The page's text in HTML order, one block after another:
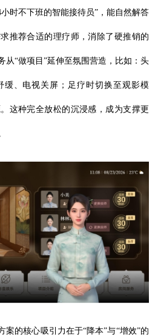
时不下班的智能接待员”，能自然解答
推荐合适的理疗师，消除了硬推销的
从“做项目”延伸至氛围营造，比如：头
缓、电视关屏；足疗时切换至观影模
这种完全放松的沉浸感，成为支撑更
案的核心吸引力在于“降本”与“增效”的